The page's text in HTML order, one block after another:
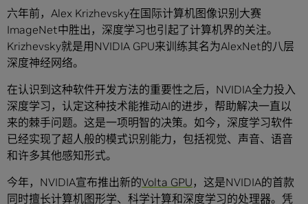
六年前，Alex Krizhevsky在国际计算机图像识别大赛
ImageNet中胜出，深度学习也引起了计算机界的关注。
Krizhevsky就是用NVIDIA GPU来训练其名为AlexNet的八层
深度神经网络。
在认识到这种软件开发方法的重要性之后，NVIDIA全力投入
深度学习，认定这种技术能推动AI的进步，帮助解决一直以
来的棘手问题。这是一项明智的决策。如今，深度学习软件
已经实现了超人般的模式识别能力，包括视觉、声音、语音
和许多其他感知形式。
今年，NVIDIA宣布推出新的Volta GPU，这是NVIDIA的首款
同时擅长计算机图形学、科学计算和深度学习的处理器。凭